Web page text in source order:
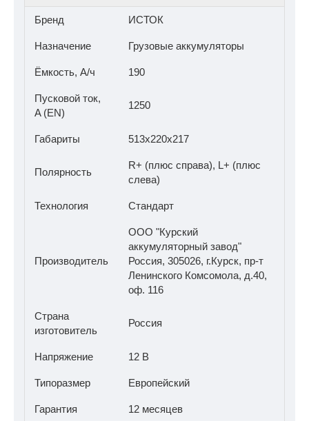
Бренд ИСТОК
Назначение Грузовые аккумуляторы
Ёмкость, А/ч 190
Пусковой ток,
A (EN)
1250
Габариты 513x220x217
Полярность
R+ (плюс справа), L+ (плюс
слева)
Технология Стандарт
Производитель
ООО "Курский
аккумуляторный завод"
Россия, 305026, г.Курск, пр-т
Ленинского Комсомола, д.40,
оф. 116
Страна
изготовитель
Россия
Напряжение 12 В
Типоразмер Европейский
Гарантия 12 месяцев